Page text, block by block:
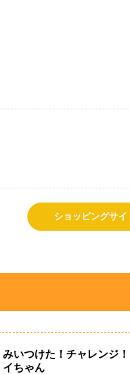
ショッピングサイ
みいつけた！チャレンジ
イちゃん